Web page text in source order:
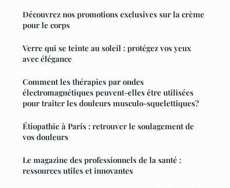
Découvrez nos promotions exclusives sur la crème
pour le corps
Verre qui se teinte au soleil : protégez vos yeux
avec élégance
Comment les thérapies par ondes
électromagnétiques peuvent-elles être utilisées
pour traiter les douleurs musculo-squelettiques?
Étiopathie à Paris : retrouver le soulagement de
vos douleurs
Le magazine des professionnels de la santé :
ressources utiles et innovantes